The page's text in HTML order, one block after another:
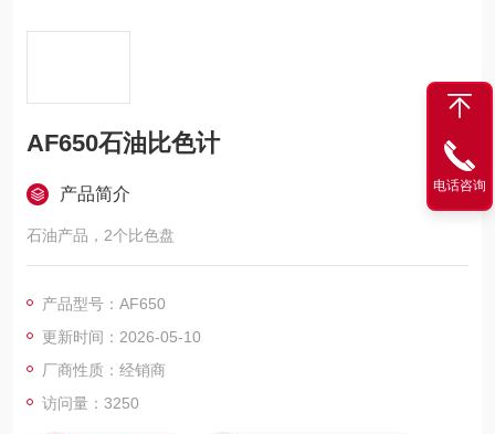
AF650石油比色计
产品简介
石油产品，2个比色盘
产品型号：AF650
更新时间：2026-05-10
厂商性质：经销商
访问量：3250
电话咨询